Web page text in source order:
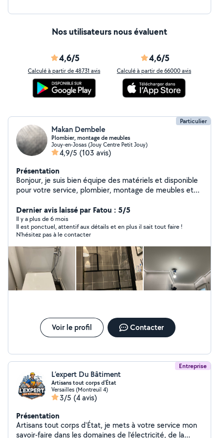
Nos utilisateurs nous évaluent
4,6/5
Calculé à partir de 48731 avis
4,6/5
Calculé à partir de 66000 avis
Particulier
Makan Dembele
Plombier, montage de meubles
Jouy-en-Josas (Jouy Centre Petit Jouy)
4,9/5 (103 avis)
Présentation
Bonjour, je suis bien équipe des matériels et disponible
pour votre service, plombier, montage de meubles et
Dernier avis laissé par Fatou : 5/5
Il y a plus de 6 mois
Il est ponctuel, attentif aux détails et en plus il sait tout faire !
N’hésitez pas à le contacter
Voir le profil Contacter
Entreprise
L’expert Du Bâtiment
Artisans tout corps d'État
Versailles (Montreuil 4)
3/5 (4 avis)
Présentation
Artisans tout corps d'État, je mets à votre service mon
savoir-faire dans les domaines de l'électricité, de la